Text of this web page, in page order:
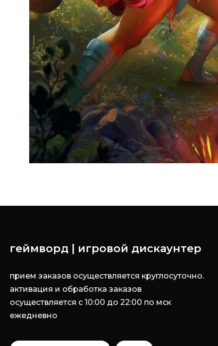
геймворд | игровой дискаунтер
прием заказов осуществляется круглосуточно.
активация и обработка заказов
осуществляется с 10:00 до 22:00 по мск
ежедневно